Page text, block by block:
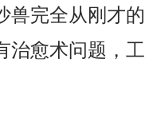
兽完全从刚才
治愈术问题，